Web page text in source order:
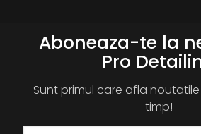
Aboneaza-te la
Pro
Sunt primul care afla
timp!